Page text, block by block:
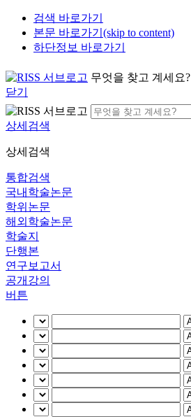
검색 바로가기
본문 바로가기(skip to content)
하단정보 바로가기
무엇을 찾고 계세요?
닫기
상세검색
상세검색
통합검색
국내학술논문
학위논문
해외학술논문
학술지
단행본
연구보고서
공개강의
버튼